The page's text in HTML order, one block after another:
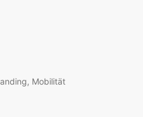
Mobilität